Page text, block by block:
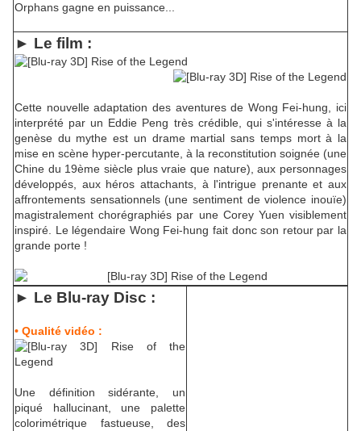
Orphans gagne en puissance...
► Le film :
Cette nouvelle adaptation des aventures de Wong Fei-hung, ici
interprété par un Eddie Peng très crédible, qui s'intéresse à la
genèse du mythe est un drame martial sans temps mort à la
mise en scène hyper-percutante, à la reconstitution soignée (une
Chine du 19ème siècle plus vraie que nature), aux personnages
développés, aux héros attachants, à l'intrigue prenante et aux
affrontements sensationnels (une sentiment de violence inouïe)
magistralement chorégraphiés par une Corey Yuen visiblement
inspiré. Le légendaire Wong Fei-hung fait donc son retour par la
grande porte !
► Le Blu-ray Disc :
• Qualité vidéo :
Une définition sidérante, un
piqué hallucinant, une palette
colorimétrique fastueuse, des